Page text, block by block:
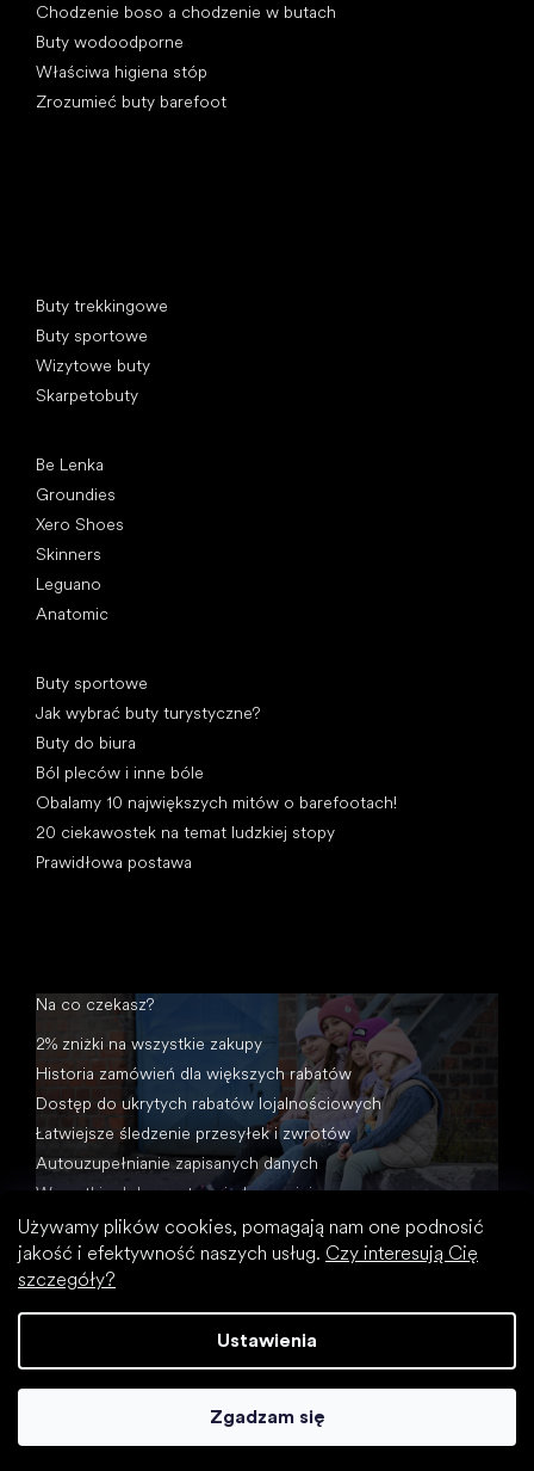
Używamy plików cookies, pomagają nam one podnosić
jakość i efektywność naszych usług. Czy interesują Cię
szczegóły?
Ustawienia
Zgadzam się
Chodzenie boso a chodzenie w butach
Buty wodoodporne
Właściwa higiena stóp
Zrozumieć buty barefoot
Buty trekkingowe
Buty sportowe
Wizytowe buty
Skarpetobuty
Be Lenka
Groundies
Xero Shoes
Skinners
Leguano
Anatomic
Buty sportowe
Jak wybrać buty turystyczne?
Buty do biura
Ból pleców i inne bóle
Obalamy 10 największych mitów o barefootach!
20 ciekawostek na temat ludzkiej stopy
Prawidłowa postawa
Na co czekasz?
2% zniżki na wszystkie zakupy
Historia zamówień dla większych rabatów
Dostęp do ukrytych rabatów lojalnościowych
Łatwiejsze śledzenie przesyłek i zwrotów
Autouzupełnianie zapisanych danych
Wszystkie dokumenty w jednym miejscu
Opracował Shoptet
Footic. Wszystkie prawa zastrzeżone.